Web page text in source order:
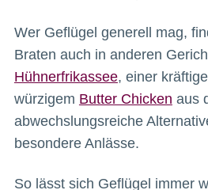
Wer Geflügel generell mag,
Braten auch in anderen
Hühnerfrikassee, einer
würzigem Butter Chicken aus
abwechslungsreiche
besondere Anlässe.
So lässt sich Geflügel immer